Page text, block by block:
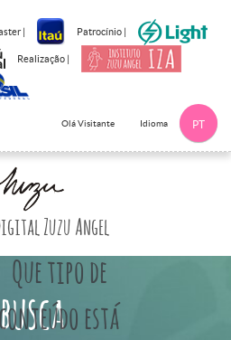
| Patrocínio |
Realização |
Olá Visitante Idioma PT
Zuzu Angel
Que tipo de
conteúdo está